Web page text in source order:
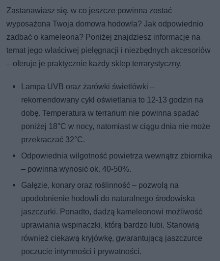
Zastanawiasz się, w co jeszcze powinna zostać
wyposażona Twoja domowa hodowla? Jak odpowiednio
zadbać o kameleona? Poniżej znajdziesz informacje na
temat jego właściwej pielęgnacji i niezbędnych akcesoriów
– oferuje je praktycznie każdy sklep terrarystyczny.
Lampa UVB oraz żarówki świetlówki –
rekomendowany cykl oświetlania to 12-13 godzin na
dobę. Temperatura w terrarium nie powinna spadać
poniżej 18°C w nocy, natomiast w ciągu dnia nie może
przekraczać 32°C.
Odpowiednia wilgotność powietrza wewnątrz zbiornika
– powinna wynosić ok. 40-50%.
Gałęzie, konary oraz roślinność – pozwolą na
upodobnienie hodowli do naturalnego środowiska
jaszczurki. Ponadto, dadzą kameleonowi możliwość
uprawiania wspinaczki, którą bardzo lubi. Stanowią
również ciekawą kryjówkę, gwarantującą jaszczurce
poczucie intymności i prywatności.